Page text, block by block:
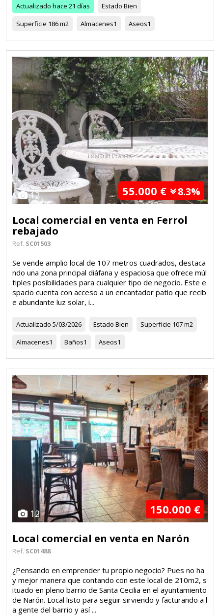
Actualizado hace 21 días Estado Bien
Superficie 186 m2 Almacenes1 Aseos1
12 55.000 € 8.3%
Local comercial en venta en Ferrol
rebajado
Ref. SC01503
Se vende amplio local de 107 metros cuadrados, destaca
ndo una zona principal diáfana y espaciosa que ofrece múl
tiples posibilidades para cualquier tipo de negocio. Este e
spacio cuenta con acceso a un encantador patio que recib
e abundante luz solar, i...
Actualizado 5/03/2026 Estado Bien Superficie 107 m2
Almacenes1 Baños1 Aseos1
12 150.000 €
Local comercial en venta en Narón
Ref. SC01488
¿Pensando en emprender tu propio negocio? Pues no ha
y mejor manera que contando con este local de 210m2, s
ituado en pleno barrio de Santa Cecilia en el ayuntamiento
de Narón. Local listo para seguir sirviendo y facturando a l
a gente del barrio y así ...